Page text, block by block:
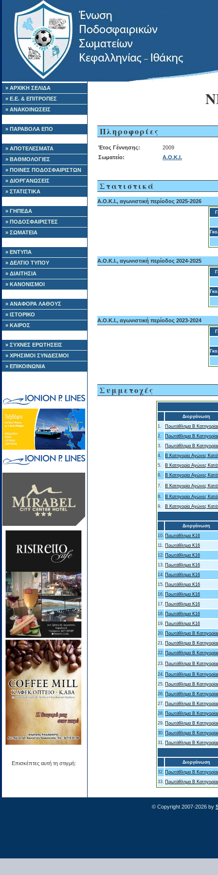
» ΑΡΧΙΚΗ ΣΕΛΙΔΑ
» Ε.Ε. & ΕΠΙΤΡΟΠΕΣ
» ΑΝΑΚΟΙΝΩΣΕΙΣ
» ΠΑΡΑΒΟΛΑ ΕΠΟ
» ΑΠΟΤΕΛΕΣΜΑΤΑ
» ΒΑΘΜΟΛΟΓΙΕΣ
» ΠΟΙΝΕΣ ΠΟΔΟΣΦΑΙΡΙΣΤΩΝ
» ΔΙΟΡΓΑΝΩΣΕΙΣ
» ΣΤΑΤΙΣΤΙΚΑ
» ΓΗΠΕΔΑ
» ΠΟΔΟΣΦΑΙΡΙΣΤΕΣ
» ΣΩΜΑΤΕΙΑ
» ΕΝΤΥΠΑ
» ΔΕΛΤΙΟ ΤΥΠΟΥ
» ΔΙΑΙΤΗΣΙΑ
» ΚΑΝΟΝΙΣΜΟΙ
» ΑΝΑΦΟΡΑ ΛΑΘΟΥΣ
» ΙΣΤΟΡΙΚΟ
» ΚΑΙΡΟΣ
» ΣΥΧΝΕΣ ΕΡΩΤΗΣΕΙΣ
» ΧΡΗΣΙΜΟΙ ΣΥΝΔΕΣΜΟΙ
» ΕΠΙΚΟΙΝΩΝΙΑ
Επισκέπτες αυτή τη στιγμή:
Πληροφορίες
Έτος Γέννησης:
2009
Σωματείο:
Α.Ο.Κ.Ι.
Στατιστικά
Α.Ο.Κ.Ι., αγωνιστική περίοδος 2025-2026
Α.Ο.Κ.Ι., αγωνιστική περίοδος 2024-2025
Α.Ο.Κ.Ι., αγωνιστική περίοδος 2023-2024
Συμμετοχές
Διοργάνωση
1.
Πρωτάθλημα Β
2.
Πρωτάθλημα Β
3.
Πρωτάθλημα Β
4.
B Κατηγορία Αγώνες
5.
B Κατηγορία Αγώνες
6.
B Κατηγορία Αγώνες
7. B Κατηγορία Αγώνες
8.
B Κατηγορία Αγώνες
9.
B Κατηγορία Αγώνες
Διοργάνωση
10. Πρωτάθλημα Κ16
11. Πρωτάθλημα Κ16
12. Πρωτάθλημα Κ16
13. Πρωτάθλημα Κ16
14. Πρωτάθλημα Κ16
15. Πρωτάθλημα Κ16
16. Πρωτάθλημα Κ16
17. Πρωτάθλημα Κ16
18. Πρωτάθλημα Κ16
19. Πρωτάθλημα Κ16
20. Πρωτάθλημα Β
21. Πρωτάθλημα Β
22. Πρωτάθλημα Β
23. Πρωτάθλημα Β
24. Πρωτάθλημα Β
25. Πρωτάθλημα Β
26. Πρωτάθλημα Β
27. Πρωτάθλημα Β
28. Πρωτάθλημα Β
29. Πρωτάθλημα Β
30. Πρωτάθλημα Β
31. Πρωτάθλημα Β
Διοργάνωση
32. Πρωτάθλημα Β
33. Πρωτάθλημα Β
© Copyright 2007-2026 by